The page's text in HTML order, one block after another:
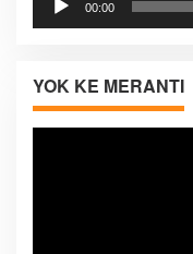
00:00
YOK KE MERANTI